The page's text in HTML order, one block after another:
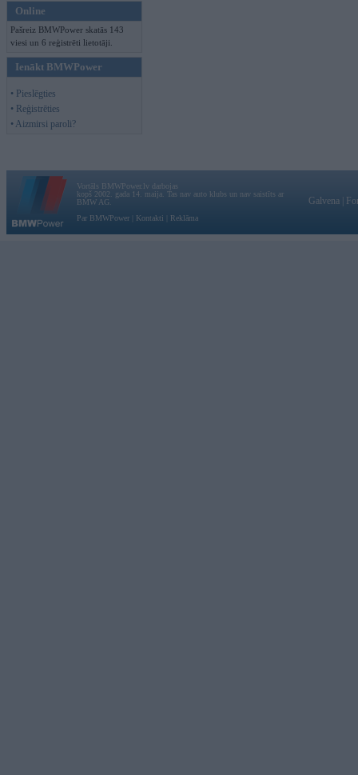
Online
Pašreiz BMWPower skatās 143
viesi un 6 reģistrēti lietotāji.
Ienākt BMWPower
• Pieslēgties
• Reģistrēties
• Aizmirsi paroli?
Vortāls BMWPower.lv darbojas
kopš 2002. gada 14. maija. Tas nav auto klubs un nav saistīts ar
BMW AG.
Par BMWPower
Kontakti Reklāma
Galvena